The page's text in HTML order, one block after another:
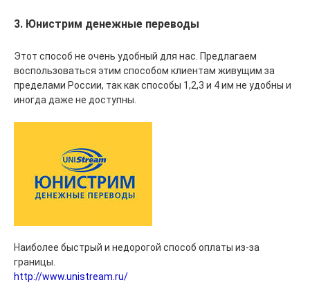
3. Юнистрим денежные переводы
Этот способ не очень удобный для нас. Предлагаем
воспользоваться этим способом клиентам живущим за
пределами России, так как способы 1,2,3 и 4 им не удобны и
иногда даже не доступны.
Наиболее быстрый и недорогой способ оплаты из-за
границы.
http://www.unistream.ru/